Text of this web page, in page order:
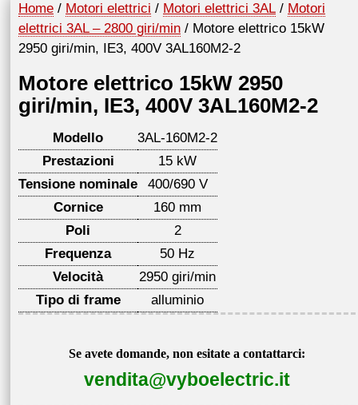
Home / Motori elettrici / Motori elettrici 3AL / Motori
elettrici 3AL – 2800 giri/min / Motore elettrico 15kW
2950 giri/min, IE3, 400V 3AL160M2-2
Motore elettrico 15kW 2950
giri/min, IE3, 400V 3AL160M2-2
Modello
3AL-160M2-2
Prestazioni
15 kW
Tensione nominale
400/690 V
Cornice
160 mm
Poli
2
Frequenza
50 Hz
Velocità
2950 giri/min
Tipo di frame
alluminio
Se avete domande, non esitate a contattarci:
vendita@vyboelectric.it